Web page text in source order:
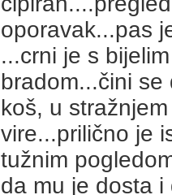
oporavak...pas
...crni je s
bradom...čini se
koš, u
vire...prilično je
tužnim
da mu je dosta